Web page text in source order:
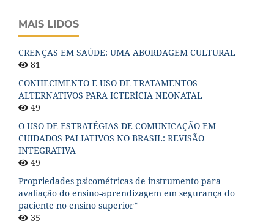
MAIS LIDOS
CRENÇAS EM SAÚDE: UMA ABORDAGEM CULTURAL
81
CONHECIMENTO E USO DE TRATAMENTOS
ALTERNATIVOS PARA ICTERÍCIA NEONATAL
49
O USO DE ESTRATÉGIAS DE COMUNICAÇÃO EM
CUIDADOS PALIATIVOS NO BRASIL: REVISÃO
INTEGRATIVA
49
Propriedades psicométricas de instrumento para
avaliação do ensino-aprendizagem em segurança do
paciente no ensino superior*
35